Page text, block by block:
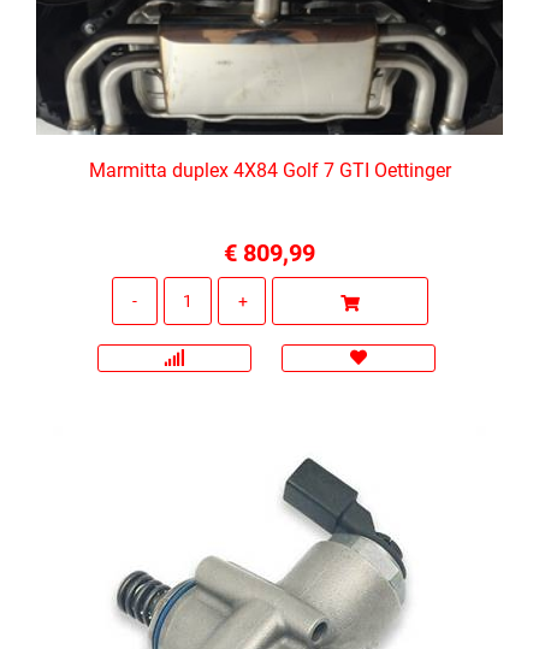
Marmitta duplex 4X84 Golf 7 GTI Oettinger
€ 809,99